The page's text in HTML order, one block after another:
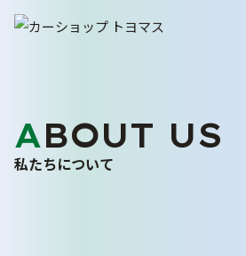
トヨマスクオリティ
ABOUT US
私たちについて